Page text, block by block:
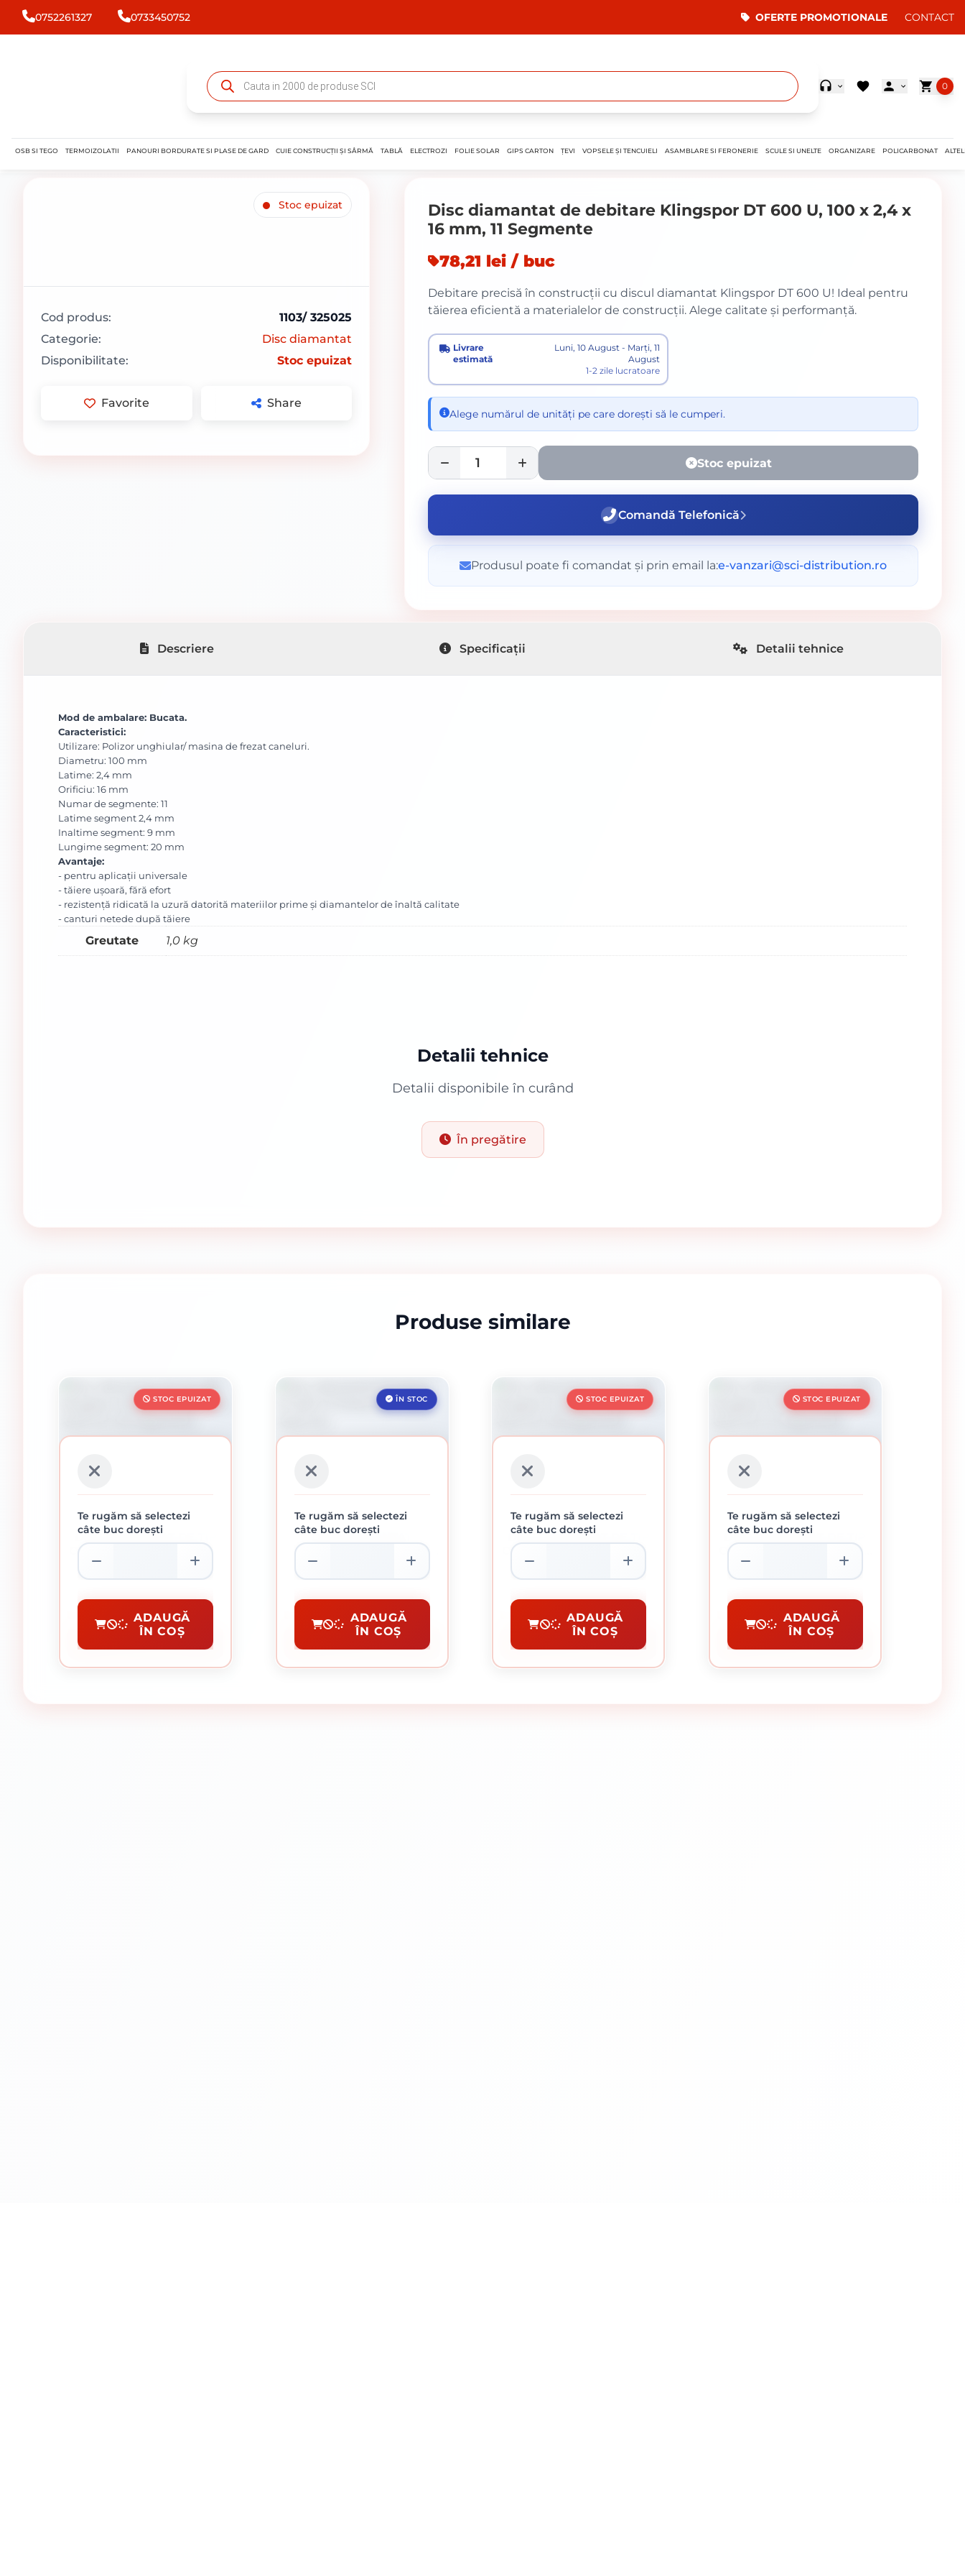
0752261327 0733450752 OFERTE PROMOTIONALE CONTACT
0
OSB SI TEGO TERMOIZOLATII PANOURI BORDURATE SI PLASE DE GARD CUIE CONSTRUCȚII ȘI SÂRMĂ TABLĂ ELECTROZI FOLIE SOLAR GIPS CARTON ȚEVI VOPSELE ȘI TENCUIELI ASAMBLARE SI FERONERIE SCULE SI UNELTE ORGANIZARE POLICARBONAT
Stoc epuizat
Cod produs:
1103/ 325025
Categorie:
Disc diamantat
Disponibilitate:
Stoc epuizat
Favorite Share
Disc diamantat de debitare Klingspor DT 600 U, 100 x 2,4 x
16 mm, 11 Segmente
78,21 lei / buc
Debitare precisă în construcții cu discul diamantat Klingspor DT 600 U! Ideal pentru
tăierea eficientă a materialelor de construcții. Alege calitate și performanță.
Livrare
estimată
Luni, 10 August - Marți, 11
August
1-2 zile lucratoare
Alege numărul de unități pe care dorești să le cumperi.
Stoc epuizat
Comandă Telefonică
Produsul poate fi comandat și prin email la:e-vanzari@sci-distribution.ro
Descriere Specificații Detalii tehnice
Mod de ambalare: Bucata.
Caracteristici:
Utilizare: Polizor unghiular/ masina de frezat caneluri.
Diametru: 100 mm
Latime: 2,4 mm
Orificiu: 16 mm
Numar de segmente: 11
Latime segment 2,4 mm
Inaltime segment: 9 mm
Lungime segment: 20 mm
Avantaje:
- pentru aplicații universale
- tăiere ușoară, fără efort
- rezistență ridicată la uzură datorită materiilor prime și diamantelor de înaltă calitate
- canturi netede după tăiere
Greutate 1,0 kg
Detalii tehnice
Detalii disponibile în curând
În pregătire
Produse similare
STOC EPUIZAT
DISC DIAMANTAT DE TIP
OALĂ KLINGSPOR, DS 600
B, 125 X 7,2 X 22,23 MM 20
SEGMENTE
Disc Diamantat
Te rugăm să selectezi
câte buc dorești
ADAUGĂ
ÎN COȘ
ÎN STOC
DISC DIAMANTAT
KLINGSPOR, DT 300 UT
EXTRA, 230 X 2,5 X 22,23
MM
Disc Diamantat
Te rugăm să selectezi
câte buc dorești
ADAUGĂ
ÎN COȘ
STOC EPUIZAT
DISC DIAMANTAT DE TIP
OALĂ KLINGSPOR, DS 600
A, 125 X 7,2 X 22,23 MM 18
SEGMENTE
Disc Diamantat
Te rugăm să selectezi
câte buc dorești
ADAUGĂ
ÎN COȘ
STOC EPUIZAT
DISC DIAMANTAT DE TIP
OALĂ KLINGSPOR, DS 300
B, 100 X 7 X 22,23 MM 14
SEGMENTE
Disc Diamantat
Te rugăm să selectezi
câte buc dorești
ADAUGĂ
ÎN COȘ